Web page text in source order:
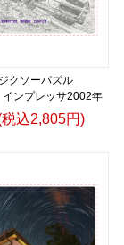
クソーパズル
ンプレッサ2002年
込2,805円)